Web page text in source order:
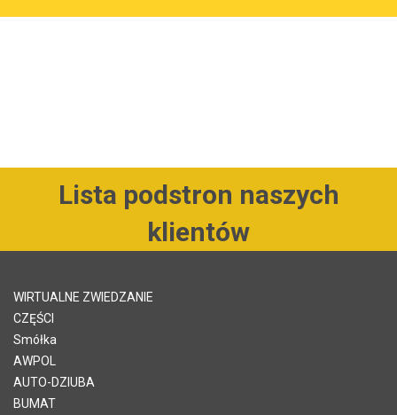
Lista podstron naszych
klientów
WIRTUALNE ZWIEDZANIE
CZĘŚCI
Smółka
AWPOL
AUTO-DZIUBA
BUMAT